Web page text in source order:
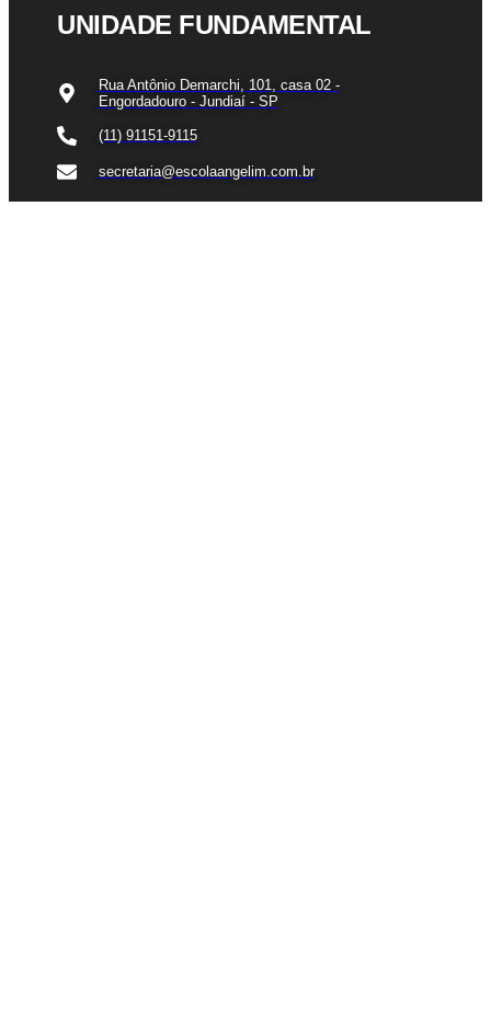
UNIDADE FUNDAMENTAL
Rua Antônio Demarchi, 101, casa 02 -
Engordadouro - Jundiaí - SP
(11) 91151-9115
secretaria@escolaangelim.com.br